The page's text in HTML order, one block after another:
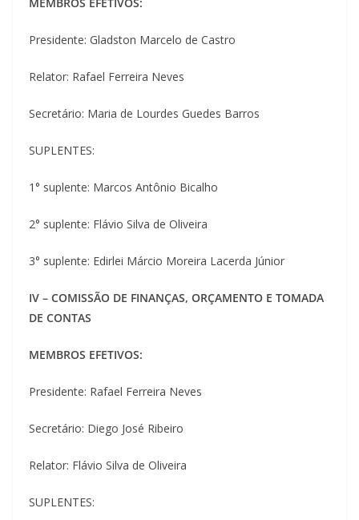
Presidente: Gladston Marcelo de Castro
Relator: Rafael Ferreira Neves
Secretário: Maria de Lourdes Guedes Barros
SUPLENTES:
1° suplente: Marcos Antônio Bicalho
2° suplente: Flávio Silva de Oliveira
3° suplente: Edirlei Márcio Moreira Lacerda Júnior
IV – COMISSÃO DE FINANÇAS, ORÇAMENTO E TOMADA
DE CONTAS
MEMBROS EFETIVOS:
Presidente: Rafael Ferreira Neves
Secretário: Diego José Ribeiro
Relator: Flávio Silva de Oliveira
SUPLENTES: